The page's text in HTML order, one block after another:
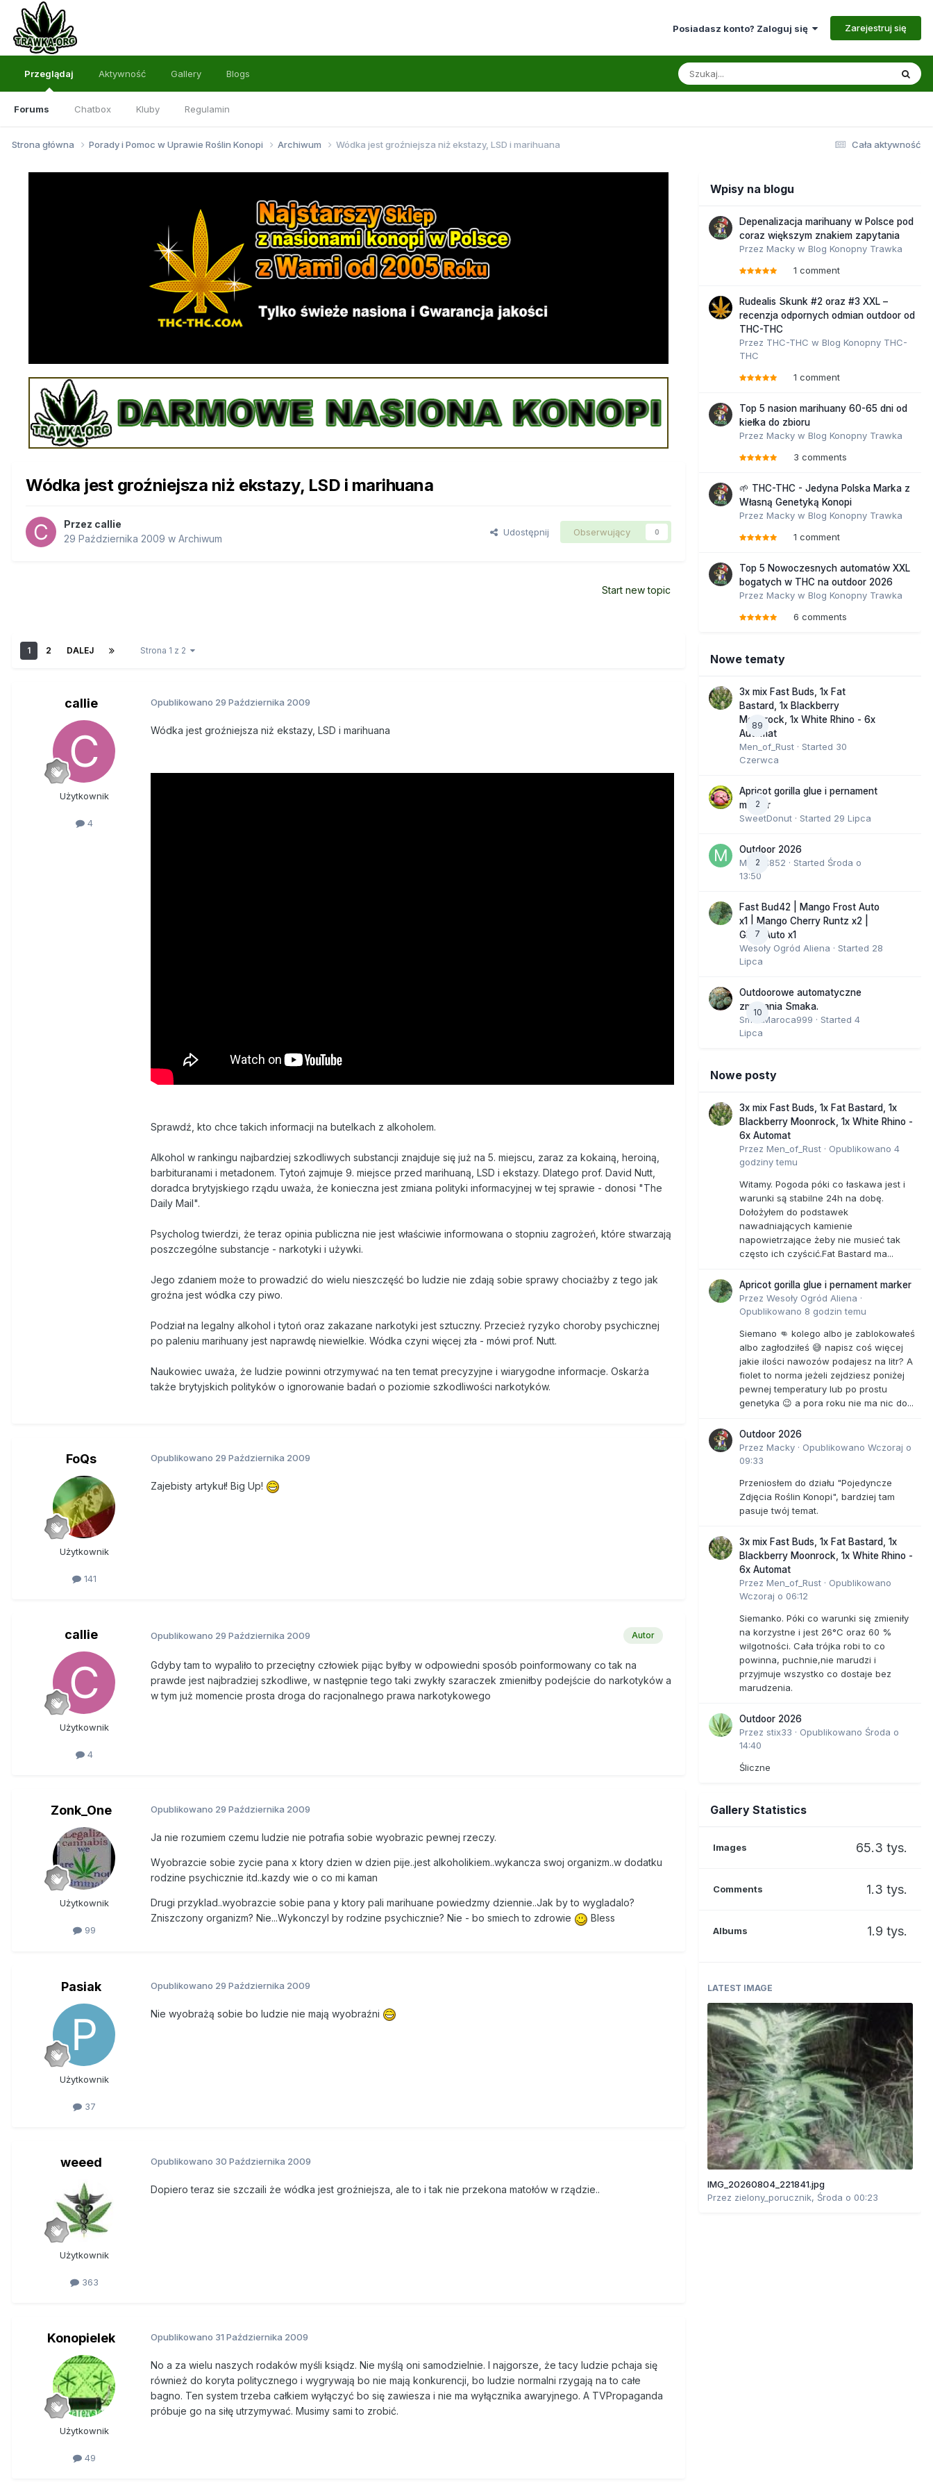
Posiadasz konto? Zaloguj się Zarejestruj się
Przeglądaj
Forums Chatbox Kluby Regulamin
Aktywność Gallery Blogs
Cała aktywność
Strona główna Porady i Pomoc w Uprawie Roślin Konopi Archiwum Wódka jest groźniejsza niż ekstazy, LSD i marihuana
Wódka jest groźniejsza niż ekstazy, LSD i marihuana
Przez callie
29 Października 2009 w Archiwum
Udostępnij Obserwujący 0
Start new topic
1 2 DALEJ Strona 1 z 2
callie
Użytkownik
4
Opublikowano 29 Października 2009
Wódka jest groźniejsza niż ekstazy, LSD i marihuana
Sprawdź, kto chce takich informacji na butelkach z alkoholem.
Alkohol w rankingu najbardziej szkodliwych substancji znajduje się już na 5. miejscu, zaraz za kokainą, heroiną,
barbituranami i metadonem. Tytoń zajmuje 9. miejsce przed marihuaną, LSD i ekstazy. Dlatego prof. David Nutt,
doradca brytyjskiego rządu uważa, że konieczna jest zmiana polityki informacyjnej w tej sprawie - donosi "The
Daily Mail".
Psycholog twierdzi, że teraz opinia publiczna nie jest właściwie informowana o stopniu zagrożeń, które stwarzają
poszczególne substancje - narkotyki i używki.
Jego zdaniem może to prowadzić do wielu nieszczęść bo ludzie nie zdają sobie sprawy chociażby z tego jak
groźna jest wódka czy piwo.
Podział na legalny alkohol i tytoń oraz zakazane narkotyki jest sztuczny. Przecież ryzyko choroby psychicznej
po paleniu marihuany jest naprawdę niewielkie. Wódka czyni więcej zła - mówi prof. Nutt.
Naukowiec uważa, że ludzie powinni otrzymywać na ten temat precyzyjne i wiarygodne informacje. Oskarża
także brytyjskich polityków o ignorowanie badań o poziomie szkodliwości narkotyków.
FoQs
Użytkownik
141
Opublikowano 29 Października 2009
Zajebisty artykuł! Big Up!
callie
Użytkownik
4
Autor
Opublikowano 29 Października 2009
Gdyby tam to wypaliło to przeciętny człowiek pijąc byłby w odpowiedni sposób poinformowany co tak na
prawde jest najbradziej szkodliwe, w następnie tego taki zwykły szaraczek zmieniłby podejście do narkotyków a
w tym już momencie prosta droga do racjonalnego prawa narkotykowego
Zonk_One
Użytkownik
99
Opublikowano 29 Października 2009
Ja nie rozumiem czemu ludzie nie potrafia sobie wyobrazic pewnej rzeczy.
Wyobrazcie sobie zycie pana x ktory dzien w dzien pije..jest alkoholikiem..wykancza swoj organizm..w dodatku
rodzine psychicznie itd..kazdy wie o co mi kaman
Drugi przyklad..wyobrazcie sobie pana y ktory pali marihuane powiedzmy dziennie..Jak by to wygladalo?
Zniszczony organizm? Nie...Wykonczyl by rodzine psychicznie? Nie - bo smiech to zdrowie
Bless
Pasiak
Użytkownik
37
Opublikowano 29 Października 2009
Nie wyobrażą sobie bo ludzie nie mają wyobraźni
weeed
Użytkownik
363
Opublikowano 30 Października 2009
Dopiero teraz sie szczaili że wódka jest groźniejsza, ale to i tak nie przekona matołów w rządzie..
Konopielek
Użytkownik
49
Opublikowano 31 Października 2009
No a za wielu naszych rodaków myśli ksiądz. Nie myślą oni samodzielnie. I najgorsze, że tacy ludzie pchaja się
również do koryta politycznego i wygrywają bo nie mają konkurencji, bo ludzie normalni rzygają na to całe
bagno. Ten system trzeba całkiem wyłączyć bo się zawiesza i nie ma wyłącznika awaryjnego. A TVPropaganda
próbuje go na siłę utrzymywać. Musimy sami to zrobić.
Wpisy na blogu
Depenalizacja marihuany w Polsce pod
coraz większym znakiem zapytania
Przez Macky w Blog Konopny Trawka
1 comment
Rudealis Skunk #2 oraz #3 XXL –
recenzja odpornych odmian outdoor od
THC-THC
Przez THC-THC w Blog Konopny THC-
THC
1 comment
Top 5 nasion marihuany 60-65 dni od
kiełka do zbioru
Przez Macky w Blog Konopny Trawka
3 comments
🌱 THC-THC - Jedyna Polska Marka z
Własną Genetyką Konopi
Przez Macky w Blog Konopny Trawka
1 comment
Top 5 Nowoczesnych automatów XXL
bogatych w THC na outdoor 2026
Przez Macky w Blog Konopny Trawka
6 comments
Nowe tematy
89
3x mix Fast Buds, 1x Fat
Bastard, 1x Blackberry
Moonrock, 1x White Rhino - 6x
Automat
Men_of_Rust · Started 30
Czerwca
2
Apricot gorilla glue i pernament
marker
SweetDonut · Started 29 Lipca
2
Outdoor 2026
Marcel852 · Started Środa o
13:50
7
Fast Bud42 | Mango Frost Auto
x1 | Mango Cherry Runtz x2 |
GMO Auto x1
Wesoły Ogród Aliena · Started 28
Lipca
10
Outdoorowe automatyczne
zmagania Smaka.
SmakMaroca999 · Started 4
Lipca
Nowe posty
3x mix Fast Buds, 1x Fat Bastard, 1x
Blackberry Moonrock, 1x White Rhino -
6x Automat
Przez Men_of_Rust · Opublikowano 4
godziny temu
Witamy. Pogoda póki co łaskawa jest i
warunki są stabilne 24h na dobę.
Dołożyłem do podstawek
nawadniających kamienie
napowietrzające żeby nie musieć tak
często ich czyścić.Fat Bastard ma...
Apricot gorilla glue i pernament marker
Przez Wesoły Ogród Aliena ·
Opublikowano 8 godzin temu
Siemano 👊 kolego albo je zablokowałeś
albo zagłodziłeś 😅 napisz coś więcej
jakie ilości nawozów podajesz na litr? A
fiolet to norma jeżeli zejdziesz poniżej
pewnej temperatury lub po prostu
genetyka 😉 a pora roku nie ma nic do...
Outdoor 2026
Przez Macky · Opublikowano Wczoraj o
09:33
Przeniosłem do działu "Pojedyncze
Zdjęcia Roślin Konopi", bardziej tam
pasuje twój temat.
3x mix Fast Buds, 1x Fat Bastard, 1x
Blackberry Moonrock, 1x White Rhino -
6x Automat
Przez Men_of_Rust · Opublikowano
Wczoraj o 06:12
Siemanko. Póki co warunki się zmieniły
na korzystne i jest 26°C oraz 60 %
wilgotności. Cała trójka robi to co
powinna, puchnie,nie marudzi i
przyjmuje wszystko co dostaje bez
marudzenia.
Outdoor 2026
Przez stix33 · Opublikowano Środa o
14:40
Śliczne
Gallery Statistics
Images 65.3 tys.
Comments 1.3 tys.
Albums 1.9 tys.
LATEST IMAGE
IMG_20260804_221841.jpg
Przez zielony_porucznik, Środa o 00:23